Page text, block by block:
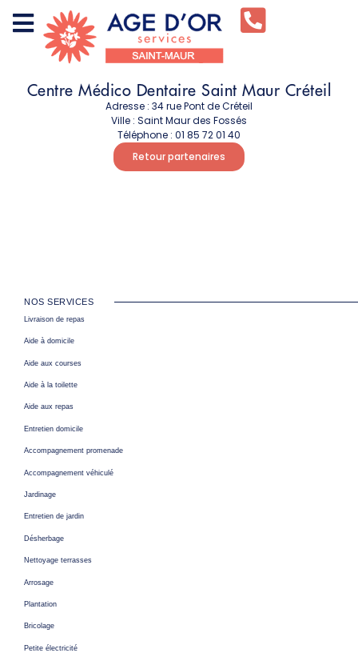
Centre Médico Dentaire Saint Maur Créteil
Adresse : 34 rue Pont de Créteil
Ville : Saint Maur des Fossés
Téléphone : 01 85 72 01 40
Retour partenaires
NOS SERVICES
Livraison de repas
Aide à domicile
Aide aux courses
Aide à la toilette
Aide aux repas
Entretien domicile
Accompagnement promenade
Accompagnement véhiculé
Jardinage
Entretien de jardin
Désherbage
Nettoyage terrasses
Arrosage
Plantation
Bricolage
Petite électricité